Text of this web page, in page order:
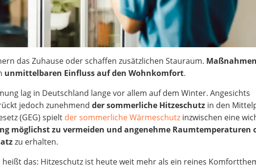
das Zuhause oder schaffen zusätzlichen Stauraum.
unmittelbaren Einfluss auf den Wohnkomfort.
lag in Deutschland lange vor allem auf dem Winter. Angesichts
jedoch zunehmendder sommerliche Hitzeschutz in den
(GEG) spielt der sommerliche Wärmeschutz inzwischen eine
möglichst zu vermeiden und angenehme Raumtemperaturen
zu erhalten.
das: Hitzeschutz ist heute weit mehr als ein reines